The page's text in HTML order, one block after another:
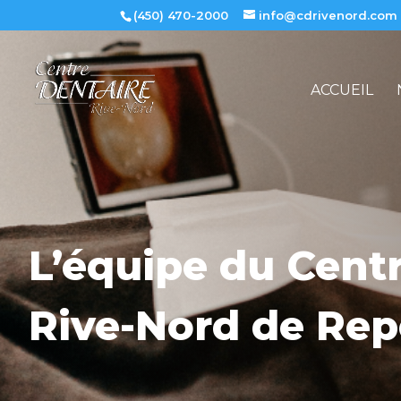
(450) 470-2000 info@cdrivenord.com
ACCUEIL
L’équipe du
Rive-Nord de